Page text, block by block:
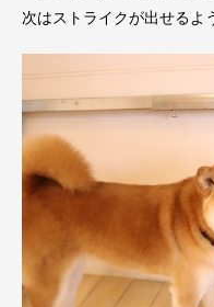
次はストライクが出せるよ